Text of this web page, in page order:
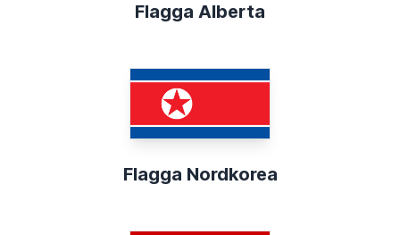
Flagga Alberta
Flagga Nordkorea